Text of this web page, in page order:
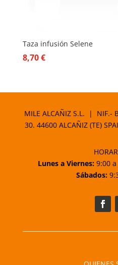
Taza infusión Selene
8,70€
MILE ALCAÑIZ S.L. | NIF.-
30. 44600 ALCAÑIZ (TE)
Lunes a Viernes: 9:00
Sábados: